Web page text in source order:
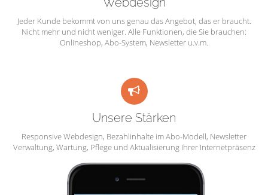
Jeder Kunde bekommt von uns genau das Angebot, das er braucht.
Nicht mehr und nicht weniger. Alle Funktionen, die Sie brauchen:
Onlineshop, Abo-System, Newsletter u.v.m.
Unsere Stärken
Responsive Webdesign, Bezahlinhalte im Abo-Modell, Newsletter
Verwaltung, Wartung, Pflege und Aktualisierung Ihrer Internetpräsenz